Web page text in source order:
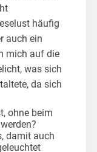
häufig
auch ein
mich auf die
was sich
da sich
ohne beim
damit auch